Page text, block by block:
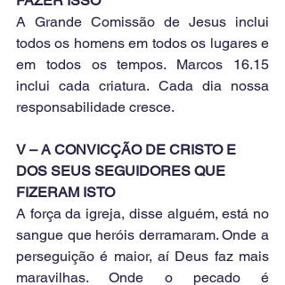
A Grande Comissão de Jesus inclui
todos os homens em todos os lugares e
em todos os tempos. Marcos 16.15
inclui cada criatura. Cada dia nossa
responsabilidade cresce.
V – A CONVICÇÃO DE CRISTO E
DOS SEUS SEGUIDORES QUE
FIZERAM ISTO
A força da igreja, disse alguém, está no
sangue que heróis derramaram. Onde a
perseguição é maior, aí Deus faz mais
maravilhas. Onde o pecado é